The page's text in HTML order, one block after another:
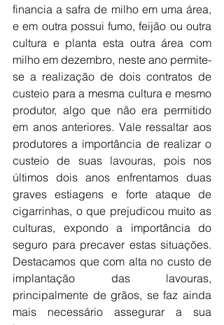
financia a safra de milho em uma área,
e em outra possui fumo, feijão ou outra
cultura e planta esta outra área com
milho em dezembro, neste ano permite-
se a realização de dois contratos de
custeio para a mesma cultura e mesmo
produtor, algo que não era permitido
em anos anteriores. Vale ressaltar aos
produtores a importância de realizar o
custeio de suas lavouras, pois nos
últimos dois anos enfrentamos duas
graves estiagens e forte ataque de
cigarrinhas, o que prejudicou muito as
culturas, expondo a importância do
seguro para precaver estas situações.
Destacamos que com alta no custo de
implantação das lavouras,
principalmente de grãos, se faz ainda
mais necessário assegurar a sua